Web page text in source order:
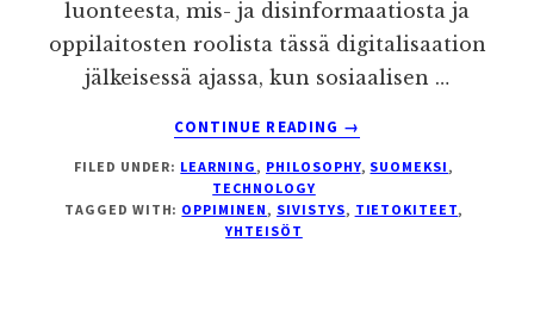
luonteesta, mis- ja disinformaatiosta ja
oppilaitosten roolista tässä digitalisaation
jälkeisessä ajassa, kun sosiaalisen …
CONTINUE READING
ABOUT
DIGITALYPTINEN
→
FILED UNDER: LEARNING , PHILOSOPHY, SUOMEKSI ,
TECHNOLOGY
TAGGED WITH: OPPIMINEN , SIVISTYS, TIETOKITEET,
YHTEISÖT